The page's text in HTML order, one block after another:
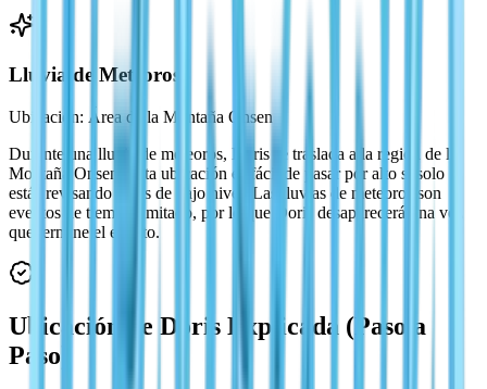
Lluvia de Meteoros
Ubicación: Área de la Montaña Onsen
Durante una lluvia de meteoros, Doris se traslada a la región de la
Montaña Onsen. Esta ubicación es fácil de pasar por alto si solo
estás revisando áreas de bajo nivel. Las lluvias de meteoros son
eventos de tiempo limitado, por lo que Doris desaparecerá una vez
que termine el evento.
Ubicación de Doris Explicada (Paso a
Paso)